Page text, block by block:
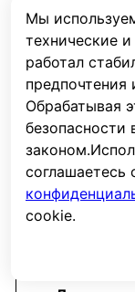
Мы
технические
работал
предпочтения
Обрабатывая
безопасности
законом.
соглашаетесь
cookie.
Кол-во
Номинальное
Максимальный
Внутреннее